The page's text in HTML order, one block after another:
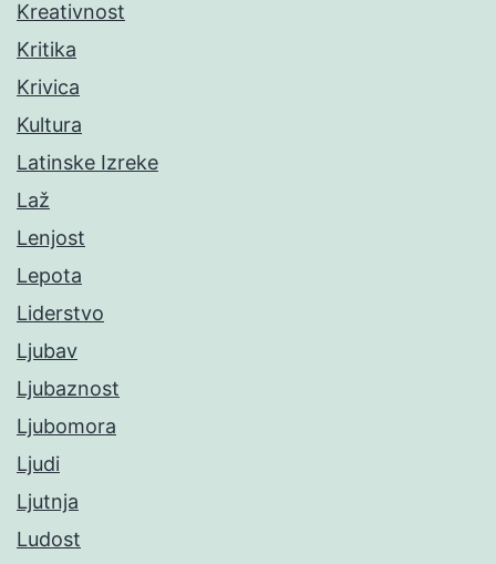
Kreativnost
Kritika
Krivica
Kultura
Latinske Izreke
Laž
Lenjost
Lepota
Liderstvo
Ljubav
Ljubaznost
Ljubomora
Ljudi
Ljutnja
Ludost